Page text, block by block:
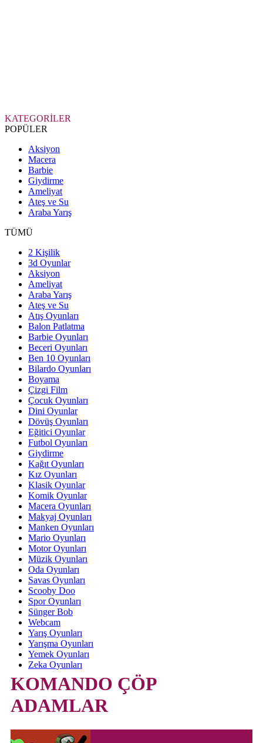
KATEGORİLER
POPÜLER
Aksiyon
Macera
Barbie
Giydirme
Ameliyat
Ateş ve Su
Araba Yarış
TÜMÜ
2 Kişilik
3d Oyunlar
Aksiyon
Ameliyat
Araba Yarış
Ateş ve Su
Atış Oyunları
Balon Patlatma
Barbie Oyunları
Beceri Oyunları
Ben 10 Oyunları
Bilardo Oyunları
Boyama
Çizgi Film
Çocuk Oyunları
Dini Oyunlar
Dövüş Oyunları
Eğitici Oyunlar
Futbol Oyunları
Giydirme
Kağıt Oyunları
Kız Oyunları
Klasik Oyunlar
Komik Oyunlar
Macera Oyunları
Makyaj Oyunları
Manken Oyunları
Mario Oyunları
Motor Oyunları
Müzik Oyunları
Oda Oyunları
Savas Oyunları
Scooby Doo
Spor Oyunları
Sünger Bob
Webcam
Yarış Oyunları
Yarışma Oyunları
Yemek Oyunları
Zeka Oyunları
KOMANDO ÇÖP
ADAMLAR